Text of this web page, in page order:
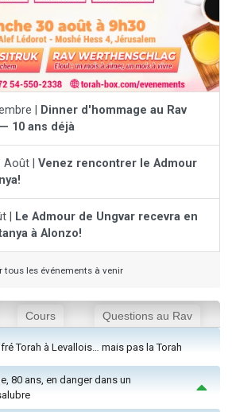
|
Dinner d'hommage au Rav
10 ans déjà
| Venez rencontrer le Admour
|
Le Admour de Ungvar recevra en
à Alonzo!
tous les événements à venir
Cours Questions au Rav
Torah à Levallois… mais pas la Torah
80 ans, en danger dans un